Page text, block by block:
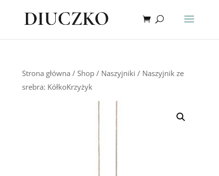
Strona główna / Shop/ Naszyjniki / Naszyjnik ze
srebra: KółkoKrzyżyk